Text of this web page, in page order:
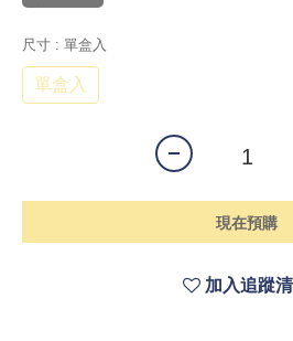
尺寸 : 單盒入
單盒入
現在預購
加入追蹤